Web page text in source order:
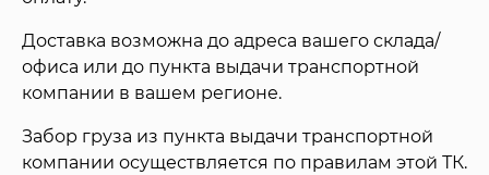
Доставка возможна до адреса вашего склада/
офиса или до пункта выдачи транспортной
компании в вашем регионе.
Забор груза из пункта выдачи транспортной
компании осуществляется по правилам этой ТК.